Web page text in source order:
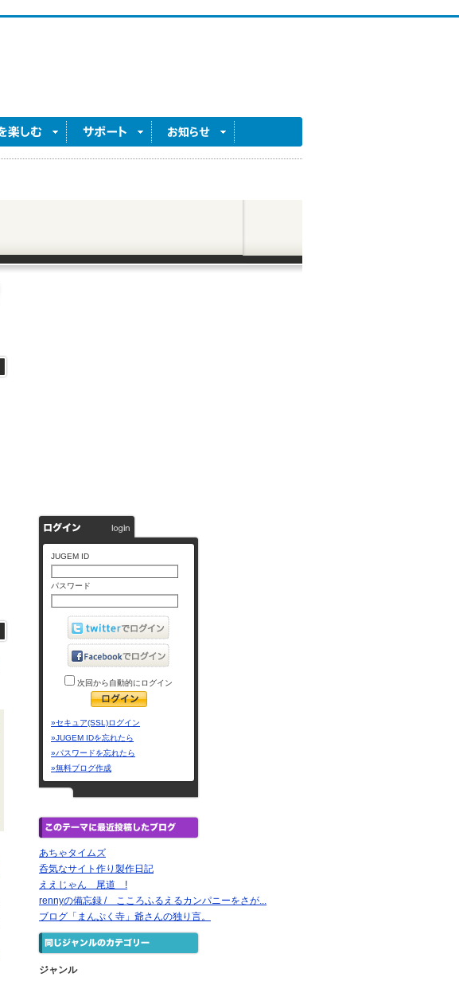
JUGEM ID
パスワード
次回から自動的にログイン
»セキュア(SSL)ログイン
»JUGEM IDを忘れたら
»パスワードを忘れたら
»無料ブログ作成
あちゃタイムズ
呑気なサイト作り製作日記
ええじゃん 尾道 !
rennyの備忘録 / こころふるえるカンパニーをさが...
ブログ「まんぷく寺」爺さんの独り言。
ジャンル